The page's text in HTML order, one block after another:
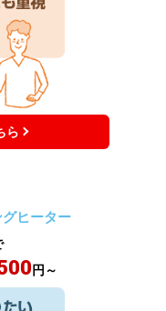
ら
ヒーター
円～